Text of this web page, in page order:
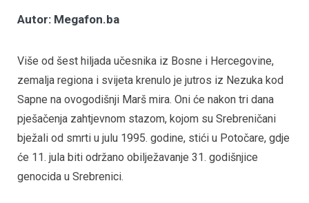
Autor: Megafon.ba
Više od šest hiljada učesnika iz Bosne i Hercegovine,
zemalja regiona i svijeta krenulo je jutros iz Nezuka kod
Sapne na ovogodišnji Marš mira. Oni će nakon tri dana
pješačenja zahtjevnom stazom, kojom su Srebreničani
bježali od smrti u julu 1995. godine, stići u Potočare, gdje
će 11. jula biti održano obilježavanje 31. godišnjice
genocida u Srebrenici.